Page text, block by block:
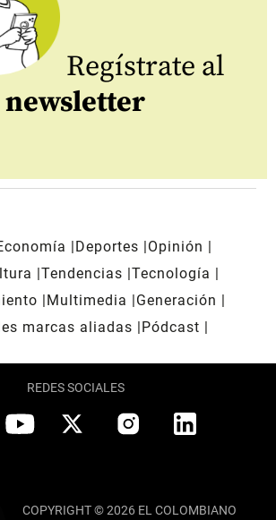
Regístrate al
newsletter
Deportes
Opinión
Tendencias Tecnología
Multimedia
Generación
marcas aliadas
Pódcast
REDES SOCIALES
COPYRIGHT © 2026 EL COLOMBIANO